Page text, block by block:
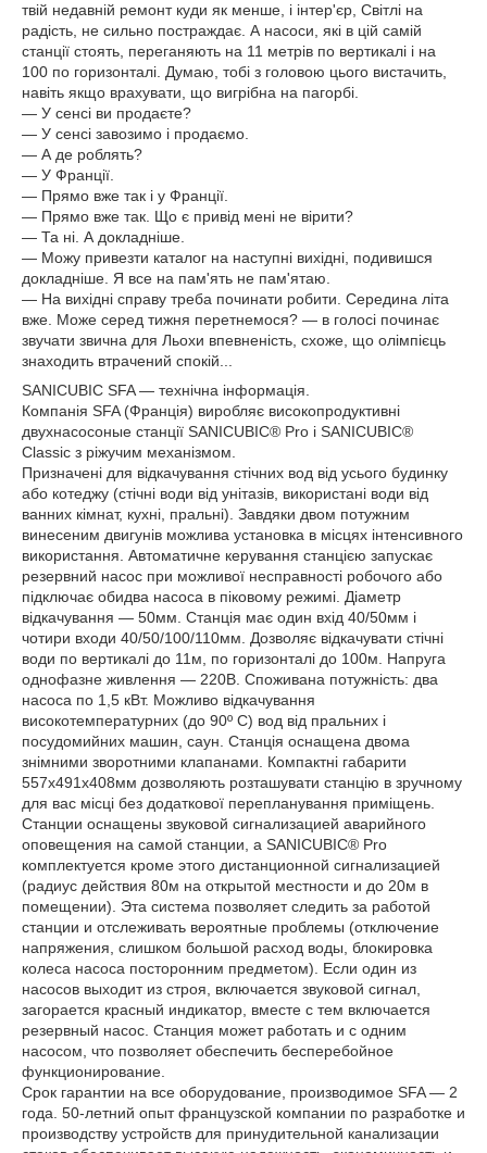
твій недавній ремонт куди як менше, і інтер'єр, Світлі на
радість, не сильно постраждає. А насоси, які в цій самій
станції стоять, переганяють на 11 метрів по вертикалі і на
100 по горизонталі. Думаю, тобі з головою цього вистачить,
навіть якщо врахувати, що вигрібна на пагорбі.
— У сенсі ви продаєте?
— У сенсі завозимо і продаємо.
— А де роблять?
— У Франції.
— Прямо вже так і у Франції.
— Прямо вже так. Що є привід мені не вірити?
— Та ні. А докладніше.
— Можу привезти каталог на наступні вихідні, подивишся
докладніше. Я все на пам'ять не пам'ятаю.
— На вихідні справу треба починати робити. Середина літа
вже. Може серед тижня перетнемося? — в голосі починає
звучати звична для Льохи впевненість, схоже, що олімпієць
знаходить втрачений спокій...
SANICUBIC SFA — технічна інформація.
Компанія SFA (Франція) виробляє високопродуктивні
двухнасосоные станції SANICUBIC® Pro і SANICUBIC®
Classic з ріжучим механізмом.
Призначені для відкачування стічних вод від усього будинку
або котеджу (стічні води від унітазів, використані води від
ванних кімнат, кухні, пральні). Завдяки двом потужним
винесеним двигунів можлива установка в місцях інтенсивного
використання. Автоматичне керування станцією запускає
резервний насос при можливої несправності робочого або
підключає обидва насоса в піковому режимі. Діаметр
відкачування — 50мм. Станція має один вхід 40/50мм і
чотири входи 40/50/100/110мм. Дозволяє відкачувати стічні
води по вертикалі до 11м, по горизонталі до 100м. Напруга
однофазне живлення — 220В. Споживана потужність: два
насоса по 1,5 кВт. Можливо відкачування
високотемпературних (до 90º С) вод від пральних і
посудомийних машин, саун. Станція оснащена двома
знімними зворотними клапанами. Компактні габарити
557х491х408мм дозволяють розташувати станцію в зручному
для вас місці без додаткової перепланування приміщень.
Станции оснащены звуковой сигнализацией аварийного
оповещения на самой станции, а SANICUBIC® Pro
комплектуется кроме этого дистанционной сигнализацией
(радиус действия 80м на открытой местности и до 20м в
помещении). Эта система позволяет следить за работой
станции и отслеживать вероятные проблемы (отключение
напряжения, слишком большой расход воды, блокировка
колеса насоса посторонним предметом). Если один из
насосов выходит из строя, включается звуковой сигнал,
загорается красный индикатор, вместе с тем включается
резервный насос. Станция может работать и с одним
насосом, что позволяет обеспечить бесперебойное
функционирование.
Срок гарантии на все оборудование, производимое SFA — 2
года. 50-летний опыт французской компании по разработке и
производству устройств для принудительной канализации